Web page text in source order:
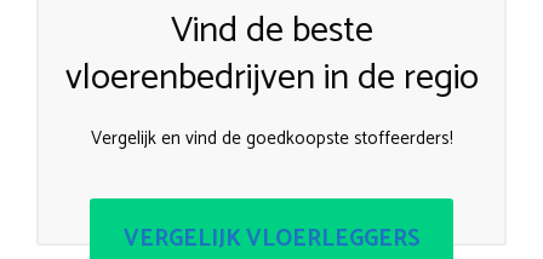
Vind de beste
vloerenbedrijven in de regio
Vergelijk en vind de goedkoopste stoffeerders!
VERGELIJK VLOERLEGGERS